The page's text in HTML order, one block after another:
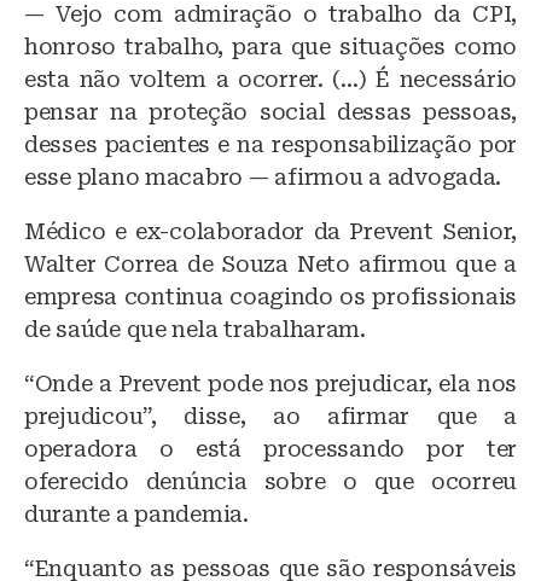
— Vejo com admiração o trabalho da CPI,
honroso trabalho, para que situações como
esta não voltem a ocorrer. (…) É necessário
pensar na proteção social dessas pessoas,
desses pacientes e na responsabilização por
esse plano macabro — afirmou a advogada.
Médico e ex-colaborador da Prevent Senior,
Walter Correa de Souza Neto afirmou que a
empresa continua coagindo os profissionais
de saúde que nela trabalharam.
“Onde a Prevent pode nos prejudicar, ela nos
prejudicou”, disse, ao afirmar que a
operadora o está processando por ter
oferecido denúncia sobre o que ocorreu
durante a pandemia.
“Enquanto as pessoas que são responsáveis